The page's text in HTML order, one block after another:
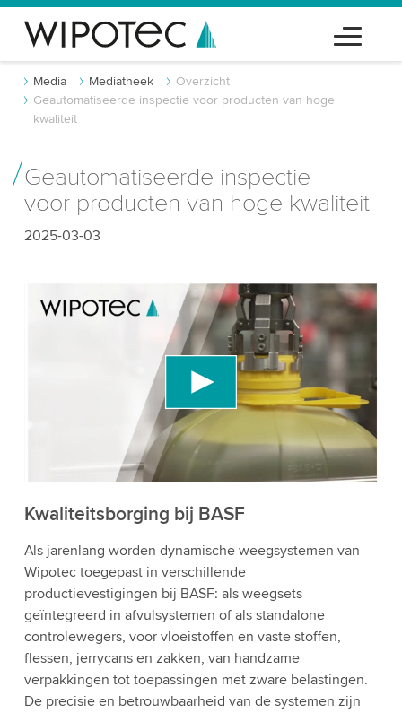
Media Mediatheek
Overzicht
Geautomatiseerde inspectie voor producten van hoge
kwaliteit
Geautomatiseerde inspectie
voor producten van hoge kwaliteit
2025-03-03
We hebben uw toestemming nodig om de
YouTube-videodienst te laden!
We gebruiken een service van derden om
videocontent in te sluiten die gegevens over uw
activiteit kan verzamelen. Gelieve de details te
bekijken en de service te accepteren om deze
video te bekijken.
Kwaliteitsborging bij BASF
Als jarenlang worden dynamische weegsystemen van
Wipotec toegepast in verschillende
productievestigingen bij BASF: als weegsets
geïntegreerd in afvulsystemen of als standalone
controlewegers, voor vloeistoffen en vaste stoffen,
flessen, jerrycans en zakken, van handzame
verpakkingen tot toepassingen met zware belastingen.
De precisie en betrouwbaarheid van de systemen zijn